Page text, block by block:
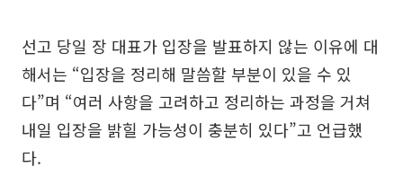
선고 당일 장 대표가 입장을 발표하지 않는 이유에 대
해서는 “입장을 정리해 말씀할 부분이 있을 수 있
다”며 “여러 사항을 고려하고 정리하는 과정을 거쳐
내일 입장을 밝힐 가능성이 충분히 있다”고 언급했
다.